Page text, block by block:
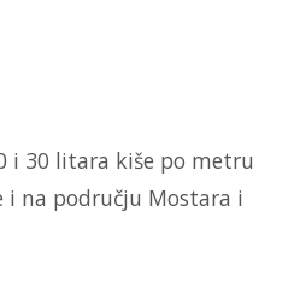
i 30 litara kiše po metru
i na području Mostara i